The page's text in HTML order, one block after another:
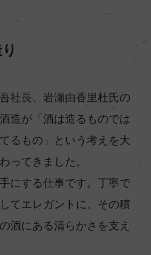
社長、岩瀬由香里杜氏の
造が「酒は造るものでは
るもの」という考えを大
ってきました。
にする仕事です。丁寧で
てエレガントに。その積
酒にある清らかさを支え